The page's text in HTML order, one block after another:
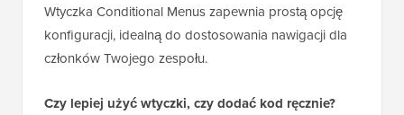
Wtyczka Conditional Menus zapewnia prostą opcję
konfiguracji, idealną do dostosowania nawigacji dla
członków Twojego zespołu.
Czy lepiej użyć wtyczki, czy dodać kod ręcznie?